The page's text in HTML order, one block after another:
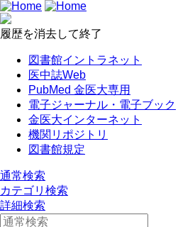
履歴を消去して終了
図書館イントラネット
医中誌Web
PubMed 金医大専用
電子ジャーナル・電子ブック
金医大インターネット
機関リポジトリ
図書館規定
通常検索
カテゴリ検索
詳細検索